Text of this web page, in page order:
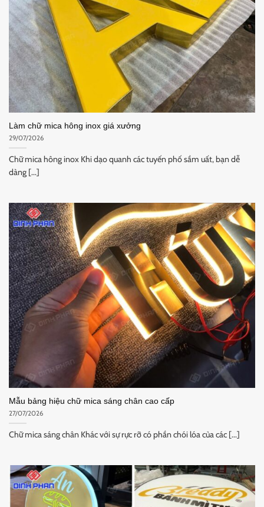
Làm chữ mica hông inox giá xưởng
29/07/2026
Chữ mica hông inox Khi dạo quanh các tuyến phố sầm uất, bạn dễ
dàng [...]
Mẫu bảng hiệu chữ mica sáng chân cao cấp
27/07/2026
Chữ mica sáng chân Khác với sự rực rỡ có phần chói lóa của các [...]